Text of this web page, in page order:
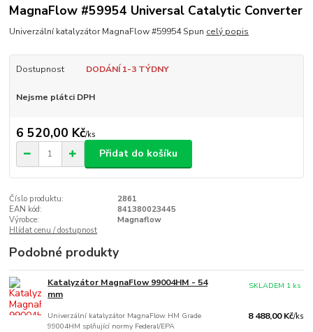
MagnaFlow #59954 Universal Catalytic Converter
Univerzální katalyzátor MagnaFlow #59954 Spun celý popis
Dostupnost DODÁNÍ 1-3 TÝDNY
Nejsme plátci DPH
6 520,00 Kč/ks
Přidat do košíku
Číslo produktu:
2861
EAN kód:
841380023445
Výrobce:
Magnaflow
Hlídat cenu / dostupnost
Podobné produkty
Katalyzátor MagnaFlow 99004HM - 54
mm
Univerzální katalyzátor MagnaFlow HM Grade
99004HM splňující normy Federal/EPA
8 488,00 Kč/ks
SKLADEM 1 ks